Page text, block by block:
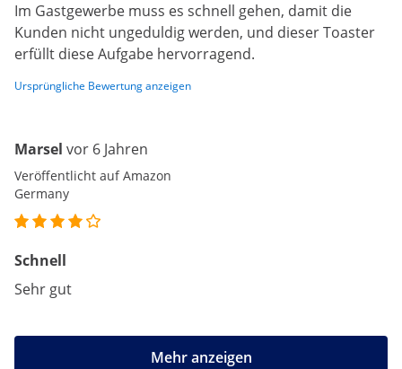
Im Gastgewerbe muss es schnell gehen, damit die
Kunden nicht ungeduldig werden, und dieser Toaster
erfüllt diese Aufgabe hervorragend.
Ursprüngliche Bewertung anzeigen
Marsel vor 6 Jahren
Veröffentlicht auf Amazon
Germany
Schnell
Sehr gut
Mehr anzeigen